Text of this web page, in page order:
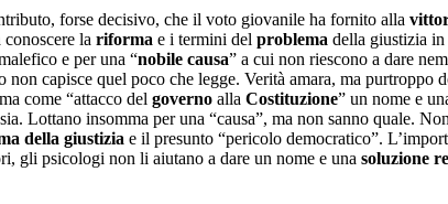
forse decisivo, che il voto giovanile ha fornito alla
la riforma e i termini del problema della giustizia
e per una “nobile causa” a cui non riescono a dare
capisce quel poco che legge. Verità amara, ma purtroppo
come “attacco del governo alla Costituzione” un nome e
Lottano insomma per una “causa”, ma non sanno quale.
della giustizia e il presunto “pericolo democratico”.
gli psicologi non li aiutano a dare un nome e una soluzione